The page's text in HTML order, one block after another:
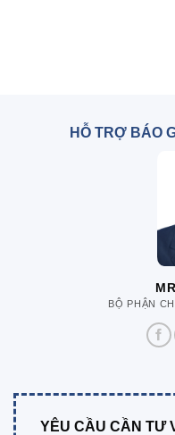
HỖ TRỢ BÁO
BỘ PHẬN
YÊU CẦU CẦN TƯ